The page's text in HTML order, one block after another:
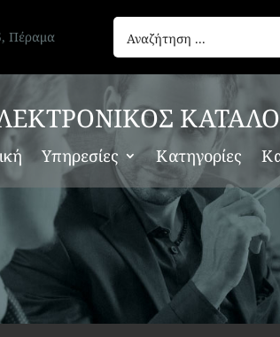
Πέραμα
Υπηρεσίες Κατηγορίες